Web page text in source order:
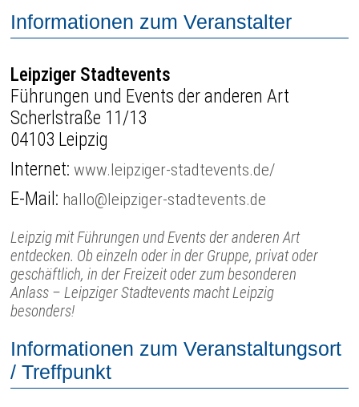
Informationen zum Veranstalter
Leipziger Stadtevents
Führungen und Events der anderen Art
Scherlstraße 11/13
04103 Leipzig
Internet:www.leipziger-stadtevents.de/
E-Mail: hallo@leipziger-stadtevents.de
Leipzig mit Führungen und Events der anderen Art
entdecken. Ob einzeln oder in der Gruppe, privat oder
geschäftlich, in der Freizeit oder zum besonderen
Anlass – Leipziger Stadtevents macht Leipzig
besonders!
Informationen zum Veranstaltungsort
/ Treffpunkt